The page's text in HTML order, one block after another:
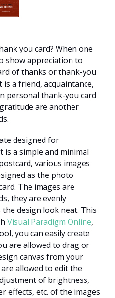
you card? When one
show appreciation to
of thanks or thank-you
a friend, acquaintance,
personal thank-you card
are another
designed for
is a simple and minimal
various images
as the photo
The images are
they are evenly
design look neat. This
Visual Paradigm Online,
you can easily create
are allowed to drag or
canvas from your
allowed to edit the
of brightness,
effects, etc. of the images